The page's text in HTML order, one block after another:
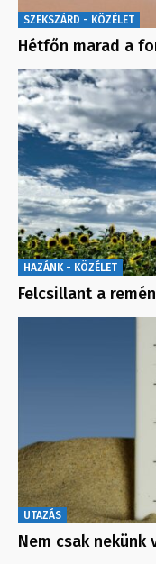
SZEKSZÁRD - KÖZÉLET
Hétfőn marad a
HAZÁNK - KÖZÉLET
Felcsillant a
UTAZÁS
Nem csak nekünk